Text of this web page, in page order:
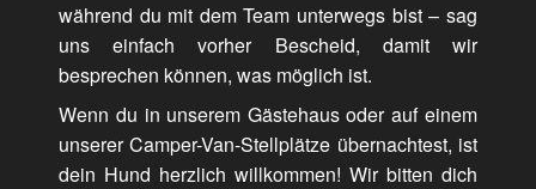
während du mit dem Team unterwegs bist – sag
uns einfach vorher Bescheid, damit wir
besprechen können, was möglich ist.
Wenn du in unserem Gästehaus oder auf einem
unserer Camper-Van-Stellplätze übernachtest, ist
dein Hund herzlich willkommen! Wir bitten dich